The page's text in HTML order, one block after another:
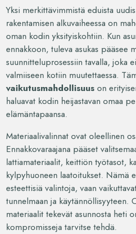
Yksi merkittävimmistä eduista
rakentamisen alkuvaiheessa on
oman kodin yksityiskohtiin. Kun
ennakkoon, tuleva asukas pääsee
suunnitteluprosessiin tavalla, joka
valmiiseen kotiin muutettaessa.
vaikutusmahdollisuuson
haluavat kodin heijastavan omaa
elämäntapaansa.
Materiaalivalinnat ovat oleellinen
Ennakkovaraajana pääset
lattiamateriaalit, keittiön työtasot,
kylpyhuoneen laatoitukset. Nämä
esteettisiä valintoja, vaan
tunnelmaan ja käytännöllisyyteen.
materiaalit tekevät asunnosta heti
kompromisseja tarvitse tehdä.